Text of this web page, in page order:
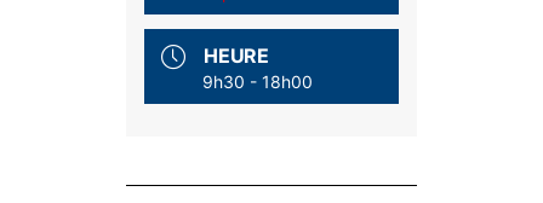
HEURE
9h30 - 18h00